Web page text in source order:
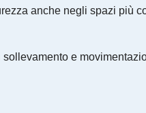
anche negli spazi più
e